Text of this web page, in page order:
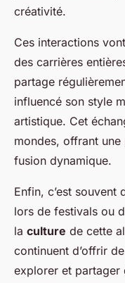
créativité.
Ces interactions
des carrières
partage
influencé son style
artistique. Cet
mondes, offrant
fusion dynamique.
Enfin, c’est souvent
lors de festivals ou
la culture de cette
continuent d’offrir
explorer et partager